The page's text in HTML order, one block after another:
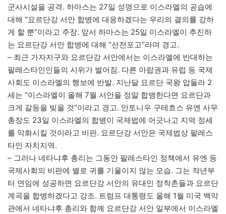
군사시설을 공격. 하마스는 27일 성명으로 이스라엘의 공습에
대해 “요르단강 서안 합병에 대응하겠다는 우리의 결의를 강하
게 할 뿐”이라고 주장. 앞서 하마스는 25일 이스라엘이 추진하
는 요르단강 서안 합병에 대해 “선전포고”라며 경고.
– 최근 가자지구와 요르단강 서안에서는 이스라엘에 반대하는
팔레스타인인들의 시위가 벌어짐. 다른 아랍권과 유럽 등 국제
사회도 이스라엘의 행보에 반발. 지난달 요르단 국왕 압둘라 2
세는 “이스라엘이 올해 7월 서안을 정말 합병한다면 요르단과
크게 갈등을 빚을 것”이라고 경고. 안토니우 구테흐스 유엔 사무
총장도 23일 이스라엘의 합병이 국제법에 어긋나고 지역 정세
를 악화시킬 것이라고 비판. 요르단강 서안은 국제법상 팔레스
타인 자치지역.
– 그러나 네타냐후 총리는 그동안 팔레스타인 정책에서 유엔 등
국제사회의 비판에 별로 귀를 기울이지 않는 모습. 그는 작년부
터 연임에 성공하면 요르단강 서안의 유대인 정착촌들과 요르단
계곡을 합병하겠다고 강조. 트럼프 대통령도 올해 1월 미국 백악
관에서 네타냐후 총리와 함께 요르단강 서안 일부에서 이스라엘